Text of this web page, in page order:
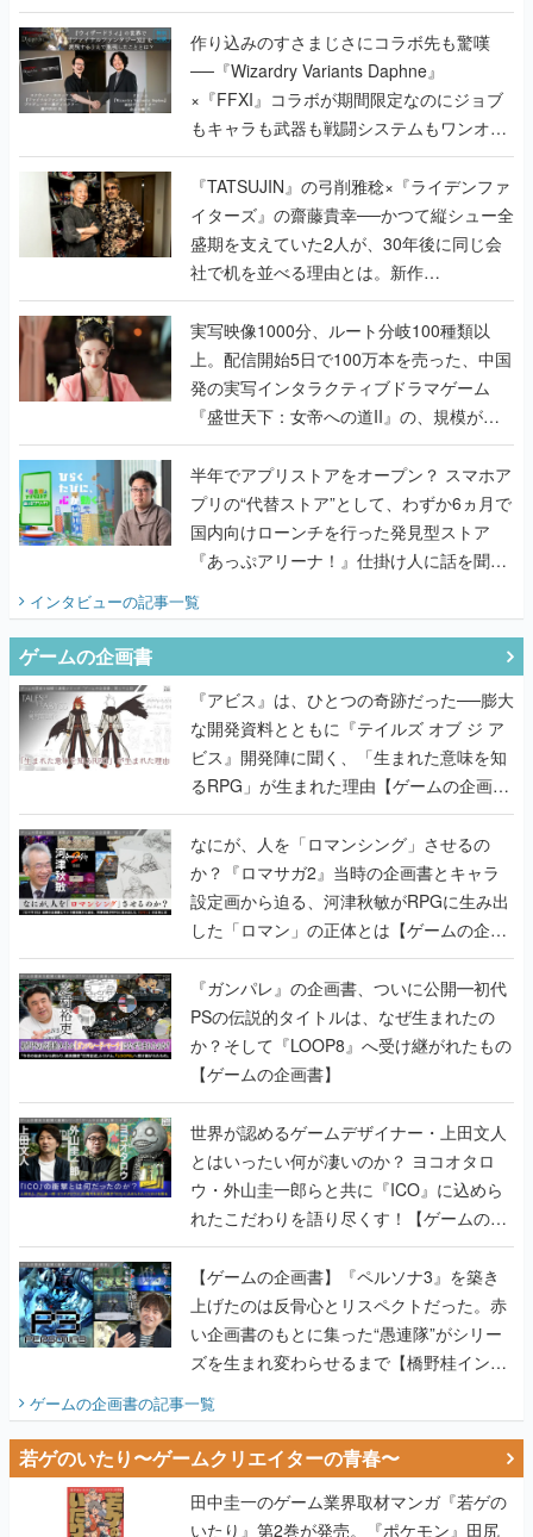
×『FFXI』コラボが期間限定なのにジョブ
もキャラも武器も戦闘システムもワンオフ
で作り込まれた理由を両ディレクターに聞
く
『TATSUJIN』の弓削雅稔×『ライデンファ
イターズ』の齋藤貴幸──かつて縦シュー全
盛期を支えていた2人が、30年後に同じ会
社で机を並べる理由とは。新作
『TATSUJIN EXTREME』で初タッグを組
んだレジェンド2人に訊く開発秘話
実写映像1000分、ルート分岐100種類以
上。配信開始5日で100万本を売った、中国
発の実写インタラクティブドラマゲーム
『盛世天下：女帝への道II』の、規模が違
うこだわりをプロデューサーに聞いた
半年でアプリストアをオープン？ スマホア
プリの“代替ストア”として、わずか6ヵ月で
国内向けローンチを行った発見型ストア
『あっぷアリーナ！』仕掛け人に話を聞い
てみた
インタビューの記事一覧
『アビス』は、ひとつの奇跡だった──膨大
な開発資料とともに『テイルズ オブ ジ ア
るRPG」が生まれた理由【ゲームの企画
書】
なにが、人を「ロマンシング」させるの
か？『ロマサガ2』当時の企画書とキャラ
設定画から迫る、河津秋敏がRPGに生み出
した「ロマン」の正体とは【ゲームの企画
書】
『ガンパレ』の企画書、ついに公開━初代
PSの伝説的タイトルは、なぜ生まれたの
か？そして『LOOP8』へ受け継がれたもの
【ゲームの企画書】
世界が認めるゲームデザイナー・上田文人
とはいったい何が凄いのか？ ヨコオタロ
ウ・外山圭一郎らと共に『ICO』に込めら
れたこだわりを語り尽くす！【ゲームの企
画書】
【ゲームの企画書】『ペルソナ3』を築き
上げたのは反骨心とリスペクトだった。赤
い企画書のもとに集った“愚連隊”がシリー
ズを生まれ変わらせるまで【橋野桂インタ
ビュー】
ゲームの企画書の記事一覧
若ゲのいたり〜ゲームクリエイターの青春〜
田中圭一のゲーム業界取材マンガ『若ゲの
いたり』第2巻が発売。『ポケモン』田尻
智さん、『ゼビウス』遠藤雅伸さんらの貴
重なエピソードを収録